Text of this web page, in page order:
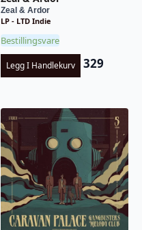
Zeal & Ardor
LP - LTD Indie
Bestillingsvare
Legg I Handlekurv 329